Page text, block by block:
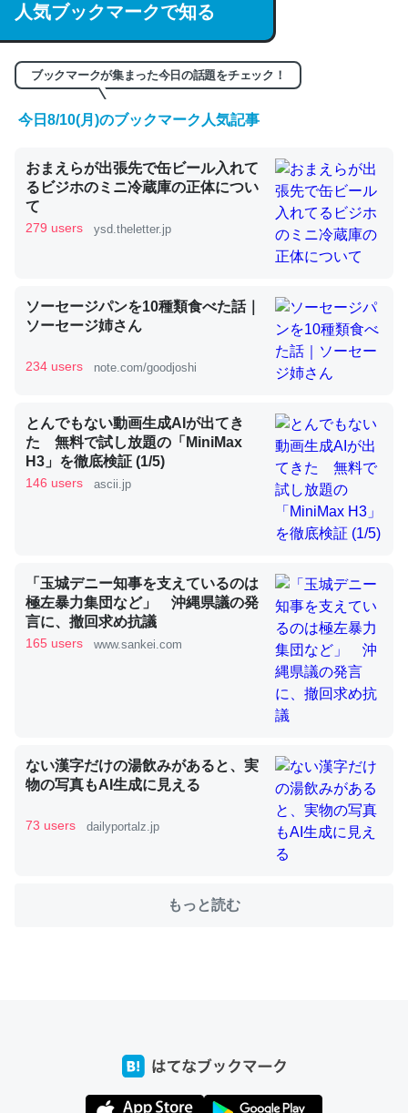
/064121
─GPTの仕組みと限界についての考察（１） - conceptualization
くらい。小説でいう「ずっと前の伏線」は回収されないけ
ど、短期記憶というには多い分量。進化すればするほど分
かりやすく強くなりそう
─GPTの仕組みと限界についての考察（１） - conceptualization
昆虫ってカルシウム少ないのか。知らんかった。調べたら
─ニュース :: 【研究発表】昆虫学の大問題＝「昆虫はなぜ海にいな
いのか」に関する新仮説
論文では「淡水はカルシウムも酸素も不足してて両方に不
いる鋏角類（カブトガニ・ウミグモ）はカルシウムを使わ
ずキチンを強化してる筈だが、酵素が違うのか？
─ニュース :: 【研究発表】昆虫学の大問題＝「昆虫はなぜ海にいな
いのか」に関する新仮説
これを元に考えるとカルシウムを大量に使う脊椎動物と貝
類は苦労してるんだな…。腹足類だと殻を無くしてナメク
─ニュース :: 【研究発表】昆虫学の大問題＝「昆虫はなぜ海にいな
─たまにLINEするくらいだった遠方の父67歳と僕。ITツール導入で
コミュニケーションが劇的に変化した｜tayorini by LIFULL介護
人気ブックマークで知る
ブックマークが集まった今日の話題をチェック！
今日8/10(月)のブックマーク人気記事
おまえらが出張先で缶ビール入れて
るビジホのミニ冷蔵庫の正体につい
て
279 users ysd.theletter.jp
ソーセージパンを10種類食べた話｜
ソーセージ姉さん
234 users note.com/goodjoshi
とんでもない動画生成AIが出てき
た 無料で試し放題の「MiniMax
H3」を徹底検証 (1/5)
146 users ascii.jp
「玉城デニー知事を支えているのは
極左暴力集団など」 沖縄県議の発
言に、撤回求め抗議
165 users www.sankei.com
ない漢字だけの湯飲みがあると、実
物の写真もAI生成に見える
73 users dailyportalz.jp
もっと読む